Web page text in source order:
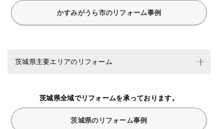
かすみがうら市のリフォーム事例
茨城県主要エリアのリフォーム
茨城県全域でリフォームを承っております。
茨城県のリフォーム事例